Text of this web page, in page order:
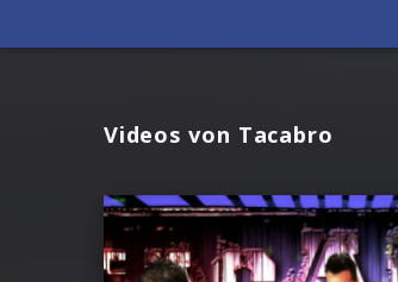
Videos von Tacabro